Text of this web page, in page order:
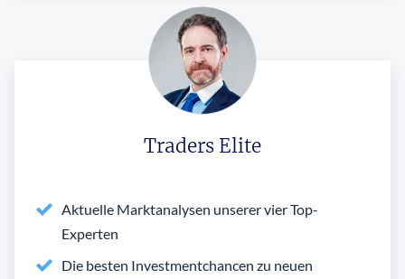
Traders Elite
Aktuelle Marktanalysen unserer vier Top-
Experten
Die besten Investmentchancen zu neuen